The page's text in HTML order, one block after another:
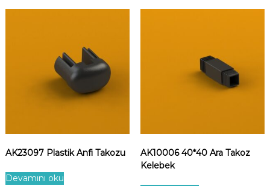
AK23097 Plastik Anfi Takozu
Devamını oku
AK10006 40*40 Ara Takoz
Kelebek